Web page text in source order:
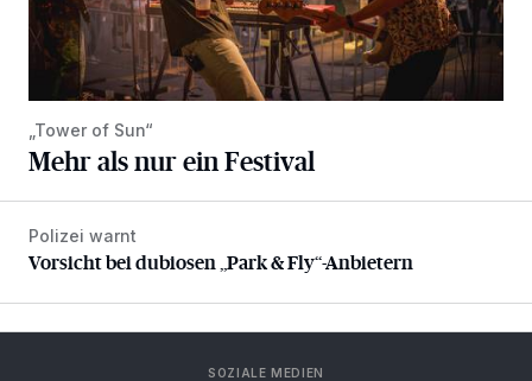
„Tower of Sun“
Mehr als nur ein Festival
Vorsicht bei dubiosen „Park & Fly“-Anbietern
Polizei warnt
Vorsicht bei dubiosen „Park & Fly“-Anbietern
SOZIALE MEDIEN